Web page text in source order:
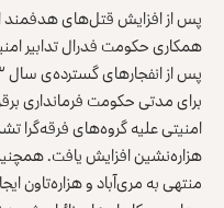
همکاری حکومت فدرالتدابیر
برای مدتی حکومت فرمانداری
امنیتی علیه گروه‌های فرقه‌گرا
هزاره‌نشین افزایش یافت.
منتهی به مری‌آباد و هزاره‌تاون